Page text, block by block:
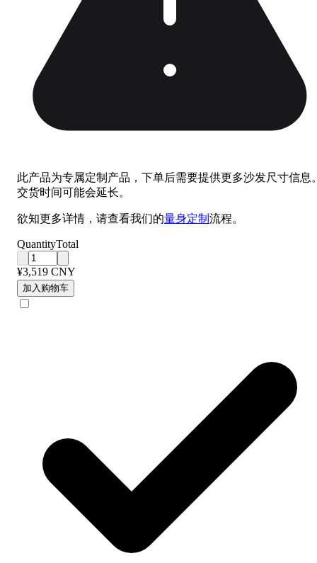
此产品为专属定制产品，下单后需要提供更多沙发尺寸信息
交货时间可能会延长。
欲知更多详情，请查看我们的量身定制 流程。
QuantityTotal
¥3,519 CNY
加入购物车